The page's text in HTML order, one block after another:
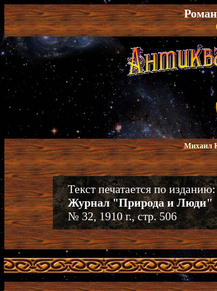
Михаил
Текст печатается по изданию:
Журнал "Природа и Люди"
№ 32, 1910 г., стр. 506